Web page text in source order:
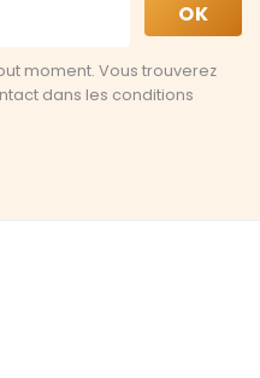
moment. Vous trouverez
dans les conditions